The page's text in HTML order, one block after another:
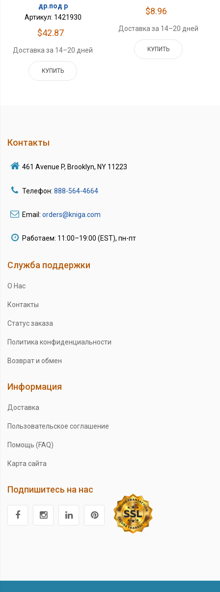
др.под р
Артикул: 1421930
$42.87
Доставка за 14–20 дней
КУПИТЬ
$8.96
Доставка за 14–20 дней
КУПИТЬ
Контакты
461 Avenue P, Brooklyn, NY 11223
Телефон: 888-564-4664
Email: orders@kniga.com
Работаем: 11:00–19:00 (EST), пн-пт
Служба поддержки
О Нас
Контакты
Статус заказа
Политика конфиденциальности
Возврат и обмен
Информация
Доставка
Пользовательское соглашение
Помощь (FAQ)
Карта сайта
Подпишитесь на нас